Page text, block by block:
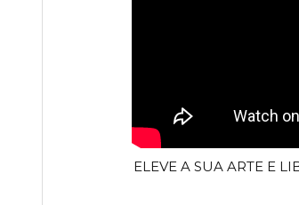
ELEVE A SUA ARTE E